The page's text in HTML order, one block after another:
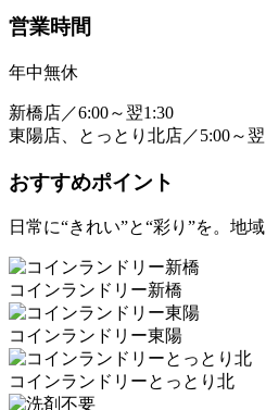
営業時間
年中無休
新橋店／6:00～翌1:30
東陽店、とっとり北店／5:00～翌
おすすめポイント
日常に“きれい”と“彩り”を。地
コインランドリー新橋
コインランドリー東陽
コインランドリーとっとり北